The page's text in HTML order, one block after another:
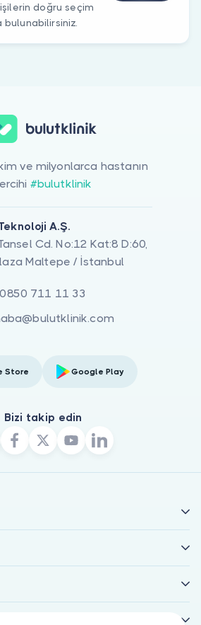
doğru seçim
bulunabilirsiniz.
ve milyonlarca hastanın
#bulutklinik
A.Ş.
Cd. No:12 Kat:8 D:60,
Maltepe / İstanbul
0850 711 11 33
Store Google Play
Bizi takip edin